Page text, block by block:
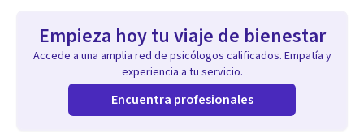
Empieza hoy tu viaje de bienestar
Accede a una amplia red de psicólogos calificados. Empatía y
experiencia a tu servicio.
Encuentra profesionales